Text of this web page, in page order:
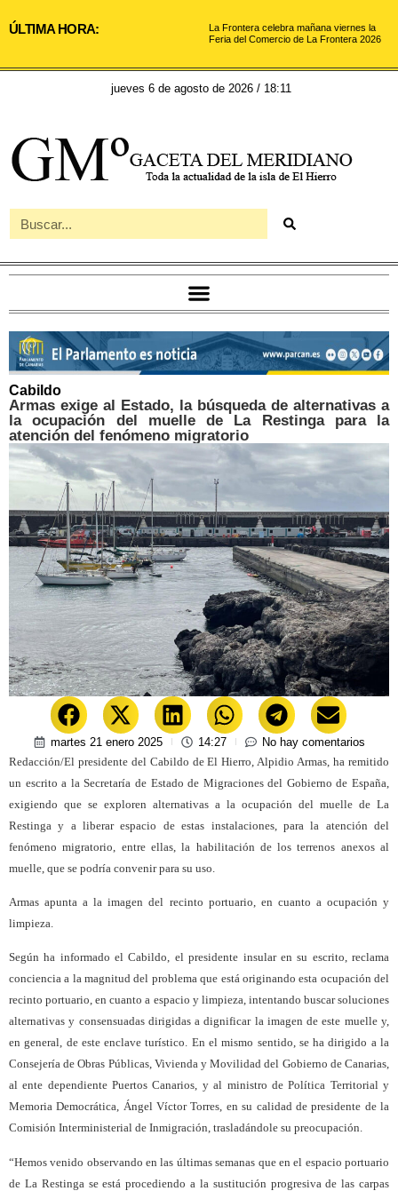
ÚLTIMA HORA:
La Frontera celebra mañana viernes la
Feria del Comercio de La Frontera 2026
jueves 6 de agosto de 2026 / 18:11
Cabildo
Armas exige al Estado, la búsqueda de alternativas a
la ocupación del muelle de La Restinga para la
atención del fenómeno migratorio
martes 21 enero 2025 14:27
No hay comentarios
Redacción/El presidente del Cabildo de El Hierro, Alpidio Armas, ha remitido
un escrito a la Secretaría de Estado de Migraciones del Gobierno de España,
exigiendo que se exploren alternativas a la ocupación del muelle de La
Restinga y a liberar espacio de estas instalaciones, para la atención del
fenómeno migratorio, entre ellas, la habilitación de los terrenos anexos al
muelle, que se podría convenir para su uso.
Armas apunta a la imagen del recinto portuario, en cuanto a ocupación y
limpieza.
Según ha informado el Cabildo, el presidente insular en su escrito, reclama
conciencia a la magnitud del problema que está originando esta ocupación del
recinto portuario, en cuanto a espacio y limpieza, intentando buscar soluciones
alternativas y consensuadas dirigidas a dignificar la imagen de este muelle y,
en general, de este enclave turístico. En el mismo sentido, se ha dirigido a la
Consejería de Obras Públicas, Vivienda y Movilidad del Gobierno de Canarias,
al ente dependiente Puertos Canarios, y al ministro de Política Territorial y
Memoria Democrática, Ángel Víctor Torres, en su calidad de presidente de la
Comisión Interministerial de Inmigración, trasladándole su preocupación.
“Hemos venido observando en las últimas semanas que en el espacio portuario
de La Restinga se está procediendo a la sustitución progresiva de las carpas